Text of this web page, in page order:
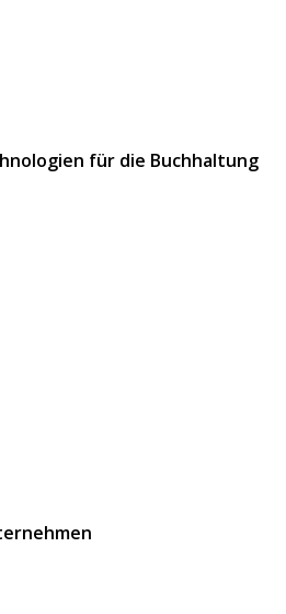
für die Buchhaltung